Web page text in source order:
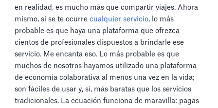
en realidad, es mucho más que compartir viajes. Ahora
mismo, si se te ocurre cualquier servicio, lo más
probable es que haya una plataforma que ofrezca
cientos de profesionales dispuestos a brindarle ese
servicio. Me encanta eso. Lo más probable es que
muchos de nosotros hayamos utilizado una plataforma
de economía colaborativa al menos una vez en la vida;
son fáciles de usar y, sí, más baratas que los servicios
tradicionales. La ecuación funciona de maravilla: pagas